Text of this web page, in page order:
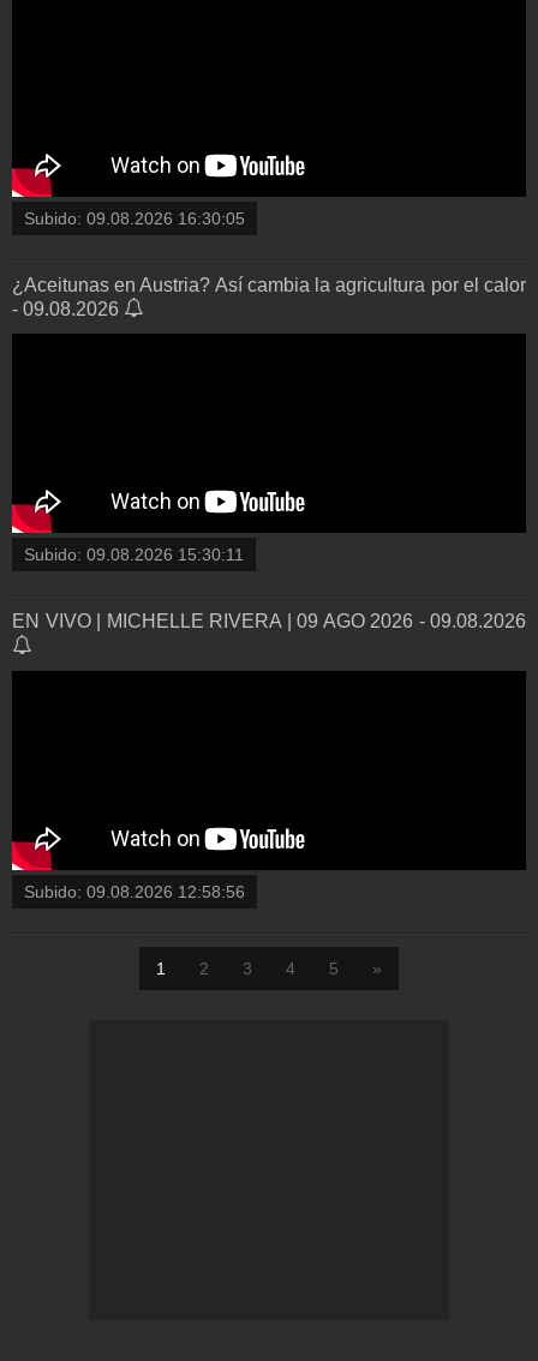
Subido: 09.08.2026 16:30:05
¿Aceitunas en Austria? Así cambia la agricultura por el calor
- 09.08.2026
Subido: 09.08.2026 15:30:11
EN VIVO | MICHELLE RIVERA | 09 AGO 2026 - 09.08.2026
Subido: 09.08.2026 12:58:56
1 2 3 4 5 »